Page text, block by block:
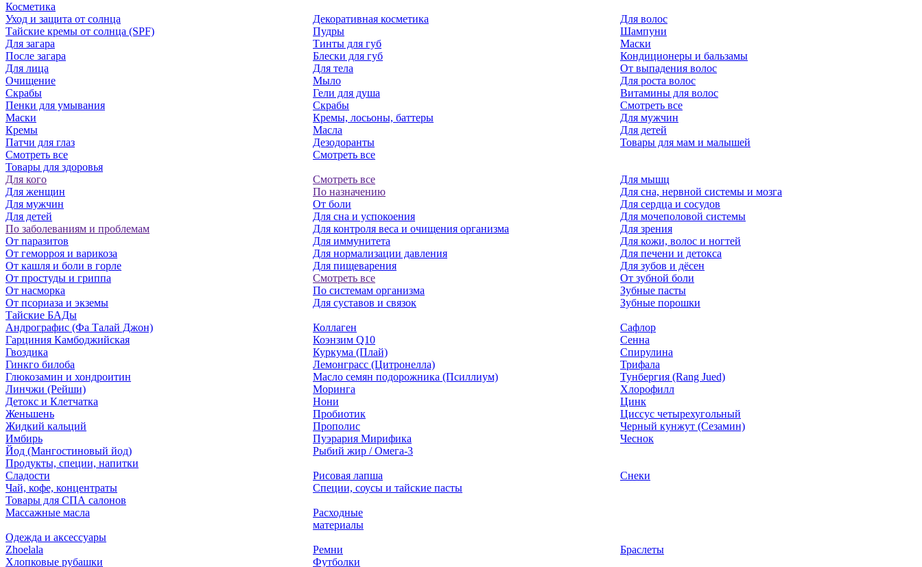
Косметика
Уход и защита от солнца
Тайские кремы от солнца (SPF)
Для загара
После загара
Для лица
Очищение
Скрабы
Пенки для умывания
Маски
Кремы
Патчи для глаз
Смотреть все
Декоративная косметика
Пудры
Тинты для губ
Блески для губ
Для тела
Мыло
Гели для душа
Скрабы
Кремы, лосьоны, баттеры
Масла
Дезодоранты
Смотреть все
Для волос
Шампуни
Маски
Кондиционеры и бальзамы
От выпадения волос
Для роста волос
Витамины для волос
Смотреть все
Для мужчин
Для детей
Товары для мам и малышей
Товары для здоровья
Для кого
Для женщин
Для мужчин
Для детей
По заболеваниям и проблемам
От паразитов
Oт геморроя и варикоза
От кашля и боли в горле
От простуды и гриппа
От насморка
Oт псориаза и экземы
Смотреть все
По назначению
От боли
Для сна и успокоения
Для контроля веса и очищения организма
Для иммунитета
Для нормализации давления
Для пищеварения
Смотреть все
По системам организма
Для суставов и связок
Для мышц
Для сна, нервной системы и мозга
Для сердца и сосудов
Для мочеполовой системы
Для зрения
Для кожи, волос и ногтей
Для печени и детокса
Для зубов и дёсен
От зубной боли
Зубные пасты
Зубные порошки
Тайские БАДы
Андрографис (Фа Талай Джон)
Гарциния Камбоджийская
Гвоздика
Гинкго билоба
Глюкозамин и хондроитин
Линчжи (Рейши)
Детокс и Клетчатка
Женьшень
Жидкий кальций
Имбирь
Йод (Мангостиновый йод)
Коллаген
Коэнзим Q10
Куркума (Плай)
Лемонграсс (Цитронелла)
Масло семян подорожника (Псиллиум)
Моринга
Нони
Пробиотик
Прополис
Пуэрария Мирифика
Рыбий жир / Омега-3
Сафлор
Сенна
Спирулина
Трифала
Тунбергия (Rang Jued)
Хлорофилл
Цинк
Циссус четырехугольный
Черный кунжут (Сезамин)
Чеснок
Продукты, специи, напитки
Сладости
Чай, кофе, концентраты
Рисовая лапша
Специи, соусы и тайские пасты
Снеки
Товары для СПА салонов
Массажные масла
Расходные
материалы
Одежда и аксессуары
Zhoelala
Хлопковые рубашки
Ремни
Футболки
Браслеты